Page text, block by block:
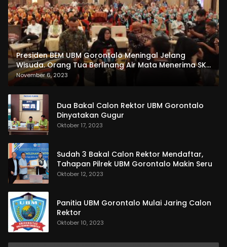
Presiden BEM UBM Gorontalo Meningal Jelang
Wisuda. Orang Tua Berlinang Air Mata Menerima SKL
dan Pemasangan Salempang
November 6, 2023
Dua Bakal Calon Rektor UBM Gorontalo
Dinyatakan Gugur
Oktober 17, 2023
Sudah 3 Bakal Calon Rektor Mendaftar,
Tahapan Pilrek UBM Gorontalo Makin Seru
Oktober 12, 2023
Panitia UBM Gorontalo Mulai Jaring Calon
Rektor
Oktober 10, 2023